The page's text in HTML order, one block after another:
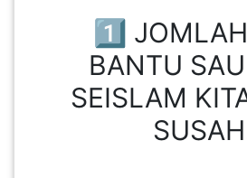
1️⃣
BANTU
SEISLAM
PEKERJAAN(0)